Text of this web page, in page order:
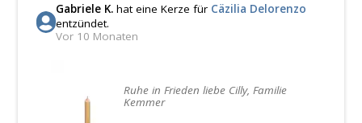
Gabriele K.hat eine Kerze für Cäzilia Delorenzo
entzündet.
Vor 10 Monaten
Ruhe in Frieden liebe Cilly, Familie
Kemmer